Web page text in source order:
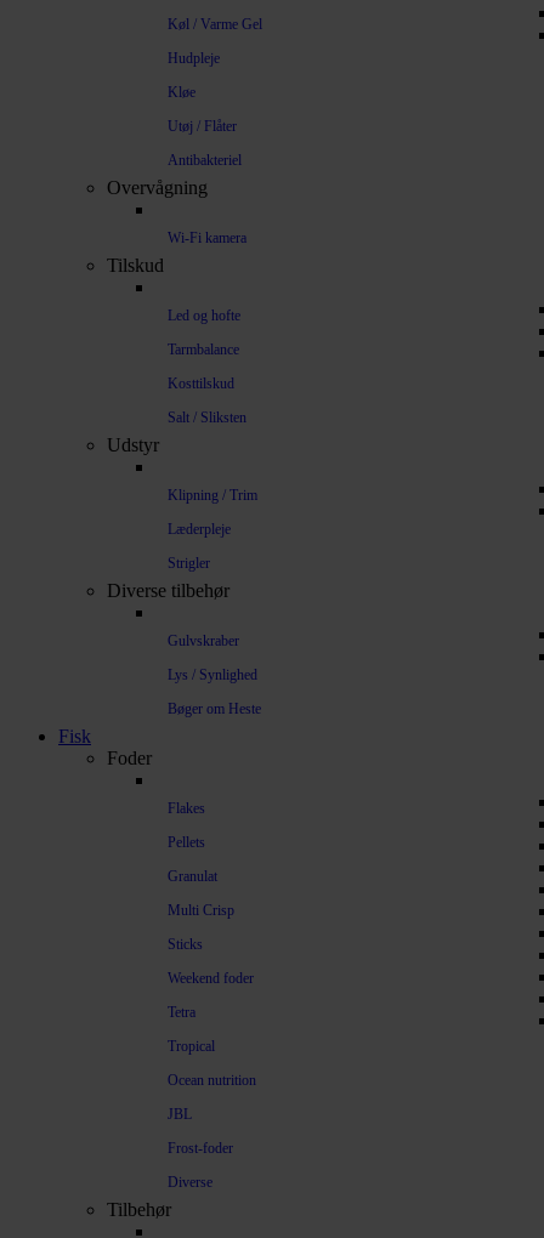
Køl / Varme Gel
Hudpleje
Kløe
Utøj / Flåter
Antibakteriel
Overvågning
Wi-Fi kamera
Tilskud
Led og hofte
Tarmbalance
Kosttilskud
Salt / Sliksten
Udstyr
Klipning / Trim
Læderpleje
Strigler
Diverse tilbehør
Gulvskraber
Lys / Synlighed
Bøger om Heste
Fisk
Foder
Flakes
Pellets
Granulat
Multi Crisp
Sticks
Weekend foder
Tetra
Tropical
Ocean nutrition
JBL
Frost-foder
Diverse
Tilbehør